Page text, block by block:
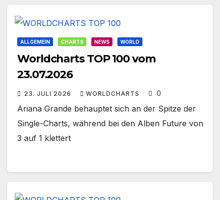
ALLGEMEIN CHARTS NEWS WORLD
Worldcharts TOP 100 vom
23.07.2026
23. JULI 2026 WORLDCHARTS 0
Ariana Grande behauptet sich an der Spitze der
Single-Charts, während bei den Alben Future von
3 auf 1 klettert